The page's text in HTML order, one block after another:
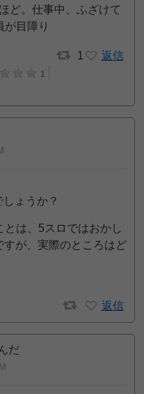
ど。仕事中、ふざけて
が目障り
1 返信
1
ょうか？
とは、5スロではおかし
が、実際のところはど
返信
だ